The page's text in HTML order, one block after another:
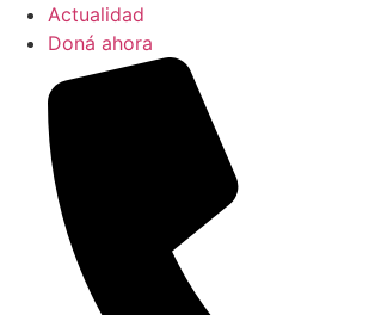
Actualidad
Doná ahora